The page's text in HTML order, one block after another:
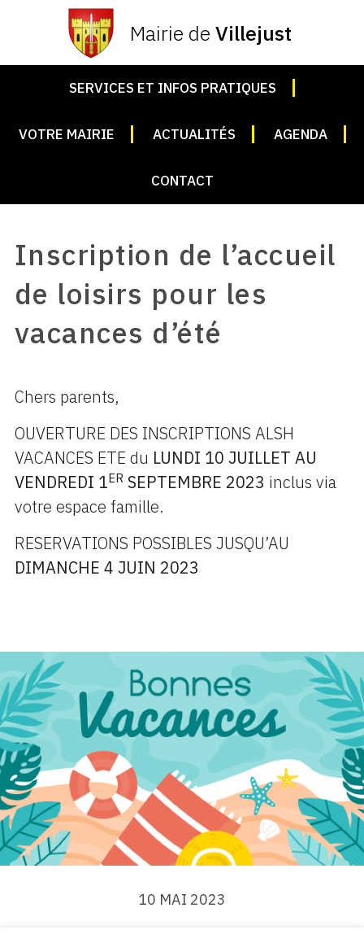
Mairie de Villejust
SERVICES ET INFOS PRATIQUES
VOTRE MAIRIE ACTUALITÉS AGENDA
CONTACT
Inscription de l’accueil
de loisirs pour les
vacances d’été
Chers parents,
OUVERTURE DES INSCRIPTIONS ALSH
VACANCES ETE du LUNDI 10 JUILLET AU
VENDREDI 1ERSEPTEMBRE 2023 inclus via
votre espace famille.
RESERVATIONS POSSIBLES JUSQU’AU
DIMANCHE 4 JUIN 2023
10 MAI 2023